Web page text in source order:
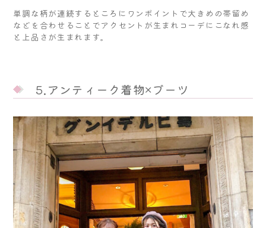
単調な柄が連続するところにワンポイントで大きめの帯留め
などを合わせることでアクセントが生まれコーデにこなれ感
と上品さが生まれます。
5.アンティーク着物×ブーツ